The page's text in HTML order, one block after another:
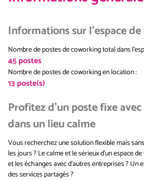
Informations sur l'espace
Nombre de postes de coworking total dans
45postes
Nombre de postes de coworking en location:
13poste(s)
Profitez d'un poste fixe
dans un lieu calme
Vous recherchez une solution flexible mais
les jours ? Le calme et le sérieux d'un espace
et les échanges avec d'autres entreprises ? Un
des services partagés ?